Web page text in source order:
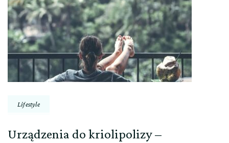
wpisu
Lifestyle
Urządzenia do kriolipolizy –